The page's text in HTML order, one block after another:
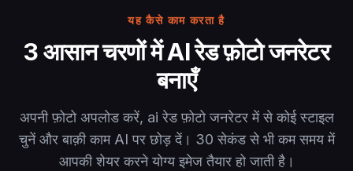
यह कैसे काम करता है
3 आसान चरणों में AI रेड फ़ोटो जनरेटर
बनाएँ
अपनी फ़ोटो अपलोड करें, ai रेड फ़ोटो जनरेटर में से कोई स्टाइल
चुनें और बाक़ी काम AI पर छोड़ दें। 30 सेकंड से भी कम समय में
आपकी शेयर करने योग्य इमेज तैयार हो जाती है।